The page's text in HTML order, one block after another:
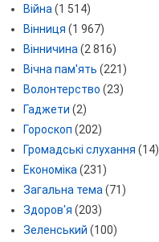
Війна (1 514)
Вінниця (1 967)
Вінничина (2 816)
Вічна пам'ять (221)
Волонтерство (23)
Гаджети (2)
Гороскоп (202)
Громадські слухання (14)
Економіка (231)
Загальна тема (71)
Здоров'я (203)
Зеленський (100)